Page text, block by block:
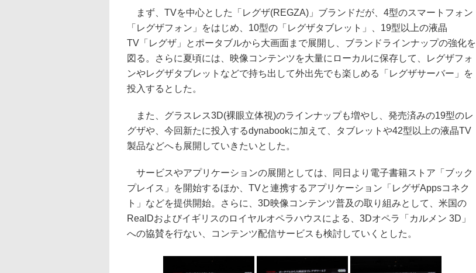
まず、TVを中心とした「レグザ(REGZA)」ブランドだが、4型のスマートフォン
「レグザフォン」をはじめ、10型の「レグザタブレット」、19型以上の液晶
TV「レグザ」とポータブルから大画面まで展開し、ブランドラインナップの強化を
図る。さらに夏頃には、映像コンテンツを大量にローカルに保存して、レグザフォ
ンやレグザタブレットなどで持ち出して外出先でも楽しめる「レグザサーバー」を
投入するとした。
また、グラスレス3D(裸眼立体視)のラインナップも増やし、発売済みの19型のレ
グザや、今回新たに投入するdynabookに加えて、タブレットや42型以上の液晶TV
製品などへも展開していきたいとした。
サービスやアプリケーションの展開としては、同日より電子書籍ストア「ブック
プレイス」を開始するほか、TVと連携するアプリケーション「レグザAppsコネク
ト」などを提供開始。さらに、3D映像コンテンツ普及の取り組みとして、米国の
RealDおよびイギリスのロイヤルオペラハウスによる、3Dオペラ「カルメン 3D」
への協賛を行ない、コンテンツ配信サービスも検討していくとした。